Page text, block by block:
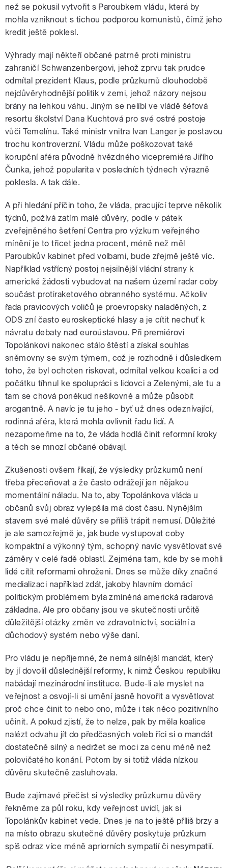
než se pokusil vytvořit s Paroubkem vládu, která by
mohla vzniknout s tichou podporou komunistů, čímž jeho
kredit ještě poklesl.
Výhrady mají někteří občané patrně proti ministru
zahraničí Schwanzenbergovi, jehož zprvu tak prudce
odmítal prezident Klaus, podle průzkumů dlouhodobě
nejdůvěryhodnější politik v zemi, jehož názory nejsou
brány na lehkou váhu. Jiným se nelíbí ve vládě šéfová
resortu školství Dana Kuchtová pro své ostré postoje
vůči Temelínu. Také ministr vnitra Ivan Langer je postavou
trochu kontroverzní. Vládu může poškozovat také
korupční aféra původně hvězdného vicepremiéra Jiřího
Čunka, jehož popularita v posledních týdnech výrazně
poklesla. A tak dále.
A při hledání příčin toho, že vláda, pracující teprve několik
týdnů, požívá zatím malé důvěry, podle v pátek
zveřejněného šetření Centra pro výzkum veřejného
mínění je to třicet jedna procent, méně než měl
Paroubkův kabinet před volbami, bude zřejmě ještě víc.
Například vstřícný postoj nejsilnější vládní strany k
americké žádosti vybudovat na našem území radar coby
součást protiraketového obranného systému. Ačkoliv
řada pravicových voličů je proevropsky naladěných, z
ODS zní často euroskeptické hlasy a je cítit nechuť k
návratu debaty nad euroústavou. Při premiérovi
Topolánkovi nakonec stálo štěstí a získal souhlas
sněmovny se svým týmem, což je rozhodně i důsledkem
toho, že byl ochoten riskovat, odmítal velkou koalici a od
počátku tíhnul ke spolupráci s lidovci a Zelenými, ale tu a
tam se chová poněkud nešikovně a může působit
arogantně. A navíc je tu jeho - byť už dnes odeznívající,
rodinná aféra, která mohla ovlivnit řadu lidí. A
nezapomeňme na to, že vláda hodlá činit reformní kroky
a těch se mnozí občané obávají.
Zkušenosti ovšem říkají, že výsledky průzkumů není
třeba přeceňovat a že často odrážejí jen nějakou
momentální náladu. Na to, aby Topolánkova vláda u
občanů svůj obraz vylepšila má dost času. Nynějším
stavem své malé důvěry se příliš trápit nemusí. Důležité
je ale samozřejmě je, jak bude vystupovat coby
kompaktní a výkonný tým, schopný navíc vysvětlovat své
záměry v celé řadě oblastí. Zejména tam, kde by se mohli
lidé cítit reformami ohroženi. Dnes se může díky značné
medializaci například zdát, jakoby hlavním domácí
politickým problémem byla zmíněná americká radarová
základna. Ale pro občany jsou ve skutečnosti určitě
důležitější otázky změn ve zdravotnictví, sociální a
důchodový systém nebo výše daní.
Pro vládu je nepříjemné, že nemá silnější mandát, který
by jí dovolil důslednější reformy, k nimž Českou republiku
nabádají mezinárodní instituce. Bude-li ale myslet na
veřejnost a osvojí-li si umění jasně hovořit a vysvětlovat
proč chce činit to nebo ono, může i tak něco pozitivního
učinit. A pokud zjistí, že to nelze, pak by měla koalice
nalézt odvahu jít do předčasných voleb říci si o mandát
dostatečně silný a nedržet se moci za cenu méně než
polovičatého konání. Potom by si totiž vláda nízkou
důvěru skutečně zasluhovala.
Bude zajímavé přečíst si výsledky průzkumu důvěry
řekněme za půl roku, kdy veřejnost uvidí, jak si
Topolánkův kabinet vede. Dnes je na to ještě příliš brzy a
na místo obrazu skutečné důvěry poskytuje průzkum
spíš odraz více méně apriorních sympatií či nesympatií.